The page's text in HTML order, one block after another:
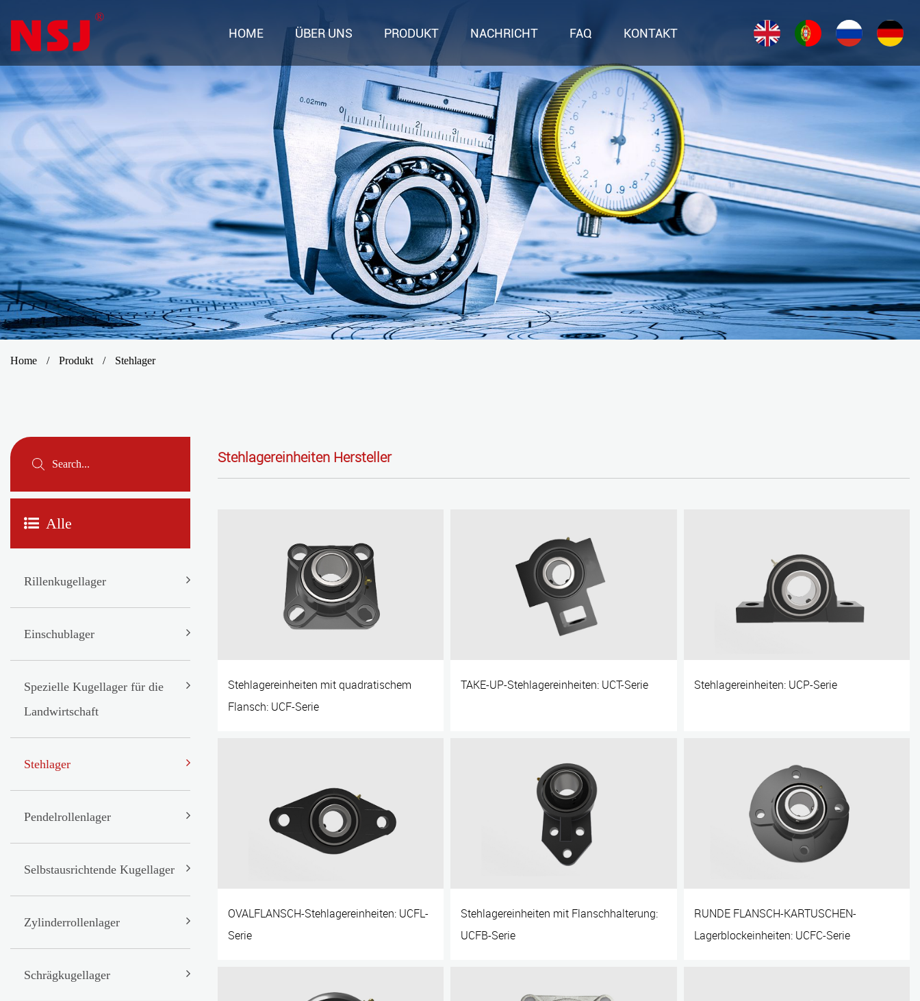
HOME ÜBER UNS PRODUKT NACHRICHT FAQ KONTAKT
Home / Produkt / Stehlager
Alle
Rillenkugellager
Einschublager
Spezielle Kugellager für die
Landwirtschaft
Stehlager
Pendelrollenlager
Selbstausrichtende Kugellager
Zylinderrollenlager
Schrägkugellager
Stehlagereinheiten Hersteller
Stehlagereinheiten mit quadratischem
Flansch: UCF-Serie
TAKE-UP-Stehlagereinheiten: UCT-Serie Stehlagereinheiten: UCP-Serie
OVALFLANSCH-Stehlagereinheiten: UCFL-
Serie
Stehlagereinheiten mit Flanschhalterung:
UCFB-Serie
RUNDE FLANSCH-KARTUSCHEN-
Lagerblockeinheiten: UCFC-Serie